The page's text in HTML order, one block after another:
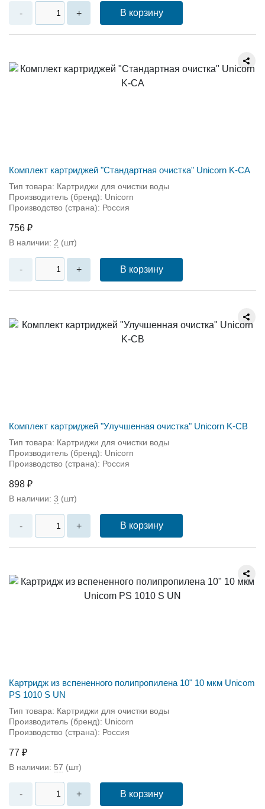
- + В корзину
Комплект картриджей "Стандартная очистка" Unicorn K-СА
Тип товара: Картриджи для очистки воды
Производитель (бренд): Unicorn
Производство (страна): Россия
756 ₽
В наличии: 2 (шт)
- + В корзину
Комплект картриджей "Улучшенная очистка" Unicorn K-СВ
Тип товара: Картриджи для очистки воды
Производитель (бренд): Unicorn
Производство (страна): Россия
898 ₽
В наличии: 3 (шт)
- + В корзину
Картридж из вспененного полипропилена 10" 10 мкм Unicom
PS 1010 S UN
Тип товара: Картриджи для очистки воды
Производитель (бренд): Unicorn
Производство (страна): Россия
77 ₽
В наличии: 57 (шт)
- + В корзину